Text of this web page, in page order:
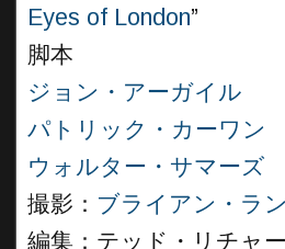
Eyes of London”
脚本
ジョン・アーガイル
パトリック・カーワン
ウォルター・サマーズ
撮影： ブライアン・ラ
編集：テッド・リチャ